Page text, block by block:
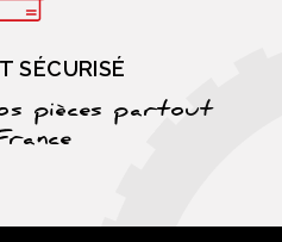
SÉCURISÉ
pièces partout